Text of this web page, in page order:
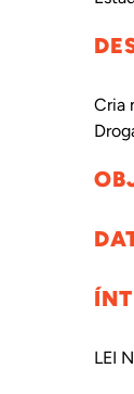
BIBLIOTECA
NOTÍCIAS
Cria
LEI